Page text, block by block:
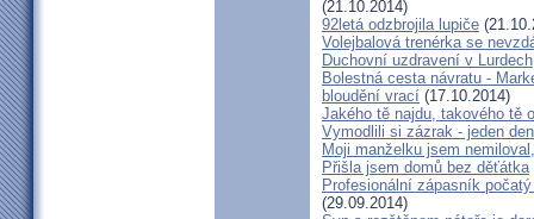
(21.10.2014)
92letá odzbrojila lupiče
Volejbalová trenérka se
Duchovní uzdravení v Lurdech
Bolestná cesta návratu -
bloudění vrací (17.10.2014)
Jakého tě najdu, takového tě
Vymodlili si zázrak - jeden
Moji manželku jsem
Přišla jsem domů bez děťátka
Profesionální zápasník
(29.09.2014)